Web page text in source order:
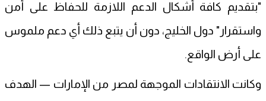
"بتقديم كافة أشكال الدعم اللازمة للحفاظ على أمن
واستقرار" دول الخليج، دون أن يتبع ذلك أي دعم ملموس
على أرض الواقع.
وكانت الانتقادات الموجهة لمصر من الإمارات — الهدف